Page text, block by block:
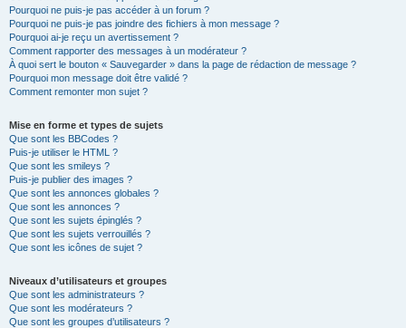
Pourquoi ne puis-je pas accéder à un forum ?
Pourquoi ne puis-je pas joindre des fichiers à mon message ?
Pourquoi ai-je reçu un avertissement ?
Comment rapporter des messages à un modérateur ?
À quoi sert le bouton « Sauvegarder » dans la page de rédaction de message ?
Pourquoi mon message doit être validé ?
Comment remonter mon sujet ?
Mise en forme et types de sujets
Que sont les BBCodes ?
Puis-je utiliser le HTML ?
Que sont les smileys ?
Puis-je publier des images ?
Que sont les annonces globales ?
Que sont les annonces ?
Que sont les sujets épinglés ?
Que sont les sujets verrouillés ?
Que sont les icônes de sujet ?
Niveaux d’utilisateurs et groupes
Que sont les administrateurs ?
Que sont les modérateurs ?
Que sont les groupes d’utilisateurs ?